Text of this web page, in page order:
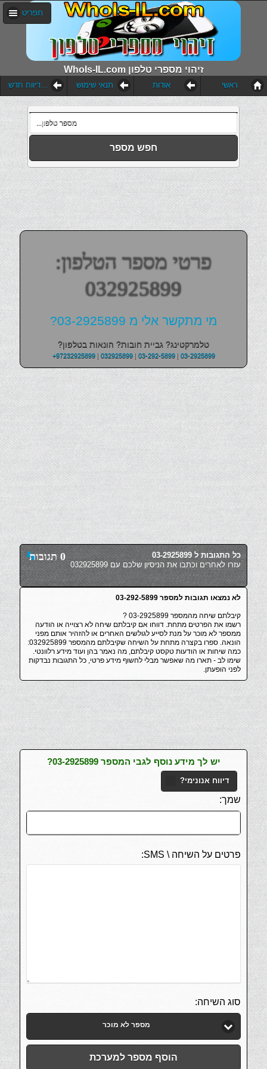
WhoIs-IL.com זיהוי מספרי טלפון
תפריט
הוסף דיווח חדש תנאי שימוש אודות ראשי
חפש מספר
פרטי מספר הטלפון:
032925899
מי מתקשר אלי מ 03-2925899?
טלמרקטינג? גביית חובות? הונאות בטלפון?
+97232925899| 032925899| 03-292-5899| 03-2925899
0 תגובות
כל התגובות ל 03-2925899
עזרו לאחרים וכתבו את הניסיון שלכם עם 032925899
לא נמצאו תגובות למספר 03-292-5899
קיבלתם שיחה מהמספר 03-2925899 ?
רשמו את הפרטים מתחת. דווחו אם קיבלתם שיחה לא רצוייה או הודעה
ממספר לא מוכר על מנת לסייע לגולשים האחרים או להזהיר אותם מפני
הונאה. ספרו בקצרה מתחת על השיחה שקיבלתם מהמספר 032925899:
כמה שיחות או הודעות טקסט קיבלתם, מה נאמר בהן ועוד מידע רלוונטי.
שימו לב - תארו מה שאפשר מבלי לחשוף מידע פרטי, כל התגובות נבדקות
לפני הופעתן.
יש לך מידע נוסף לגבי המספר 03-2925899?
דיווח אנונימי?
שמך:
פרטים על השיחה \ SMS:
סוג השיחה:
מספר לא מוכר
הוסף מספר למערכת